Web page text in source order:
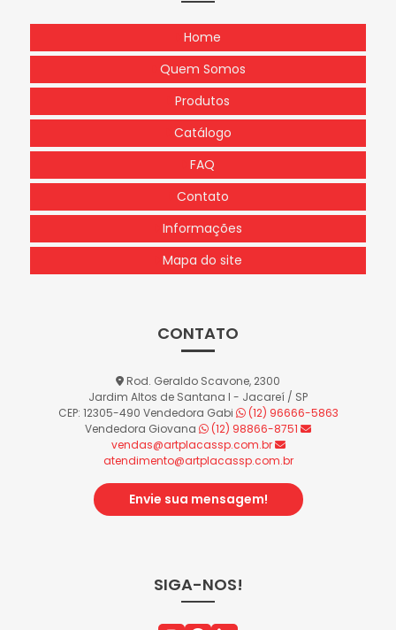
Home
Quem Somos
Produtos
Catálogo
FAQ
Contato
Informações
Mapa do site
CONTATO
Rod. Geraldo Scavone, 2300
Jardim Altos de Santana I - Jacareí / SP
CEP: 12305-490 Vendedora Gabi
(12) 96666-5863
Vendedora Giovana
(12) 98866-8751
vendas@artplacassp.com.br
atendimento@artplacassp.com.br
Envie sua mensagem!
SIGA-NOS!